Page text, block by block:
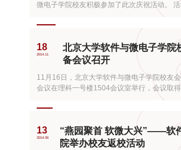
微电子学院校友积极参加了此次庆祝活动。
微电子学院自2002年建院以来，一直秉持着
型人才的宗旨，已经向社会推送出十届含计算
切互动，热情交流，校友们询问在校学弟学妹
18
2014.11
北京大学软件与微电子学院
备会议召开
11月16日，北京大学软件与微电子学院校友
会议在理科一号楼1504会议室举行，会议取
由学院党委书记陈向群主持，常务副院长杜鹏
各届毕业生代表出席。 会议讨论环节 北京大
人骄傲的成绩。此次筹备会议旨在增进交流加
13
2014.06
“燕园聚首 软微大兴”——软
院举办校友返校活动